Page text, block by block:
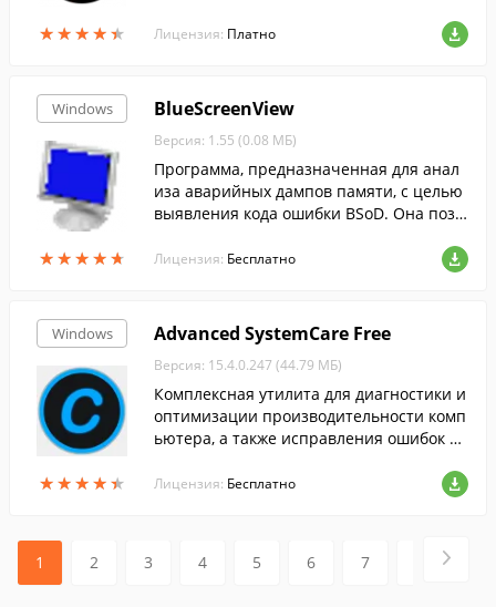
★★★★★
★★★★★ Лицензия: Платно
Windows
★★★★★
★★★★★
BlueScreenView
Версия: 1.55 (0.08 МБ)
Программа, предназначенная для анал
иза аварийных дампов памяти, с целью
выявления кода ошибки BSoD. Она позв
ии об ошибке, которая привела к сбою с
истемы, а также может указать на драйв
и.
Лицензия: Бесплатно
Windows
★★★★★
★★★★★
Advanced SystemCare Free
Версия: 15.4.0.247 (44.79 МБ)
Комплексная утилита для диагностики и
оптимизации производительности комп
ьютера, а также исправления ошибок си
Лицензия: Бесплатно
1 2 3 4 5 6 7